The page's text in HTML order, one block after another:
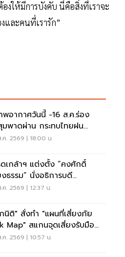
งให้มีการบังคับ นี่คือสิ่งที่เราจะ
และคนที่เรารัก”
พอากาศวันนี้ -16 ส.ค.ร่อง
มพาดผ่าน กระทบไทยฝน
นักบางแห่ง
.ค. 2569 | 18:00 น.
ดเกล้าฯ แต่งตั้ง “คงศักดิ์
งธรรม” นั่งอธิการบดี
ทยาลัยเกษตรศาสตร์
ค. 2569 | 12:37 น.
นิติ" สั่งทำ "แผนที่เสี่ยงภัย
Map" สแกนจุดเสี่ยงรับมือน้ำ
ค. 2569 | 10:57 น.